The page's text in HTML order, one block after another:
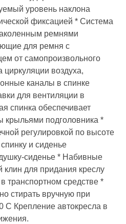
уровень наклона
фиксацией * Система
ремнями
для ремня с
от самопроизвольного
воздуха,
каналы в спинке
для вентиляции в
спинка обеспечивает
крыльями подголовника *
регулировкой по высоте
и сиденье
сиденье * Набивные
для придания креслу
транспортном средстве *
стирать вручную при
С Крепление автокресла в